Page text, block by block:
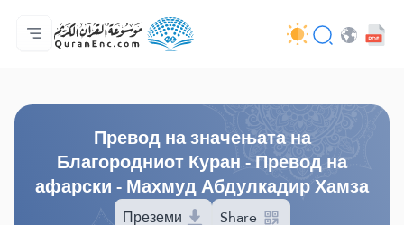
Дома
Содржина на преводи
Audio
Услуги на програмерите - API
За проектот
Контактирај нè
Јазик
Превод на значењата на
Благородниот Куран - Превод на
афарски - Махмуд Абдулкадир Хамза
Преземи Share